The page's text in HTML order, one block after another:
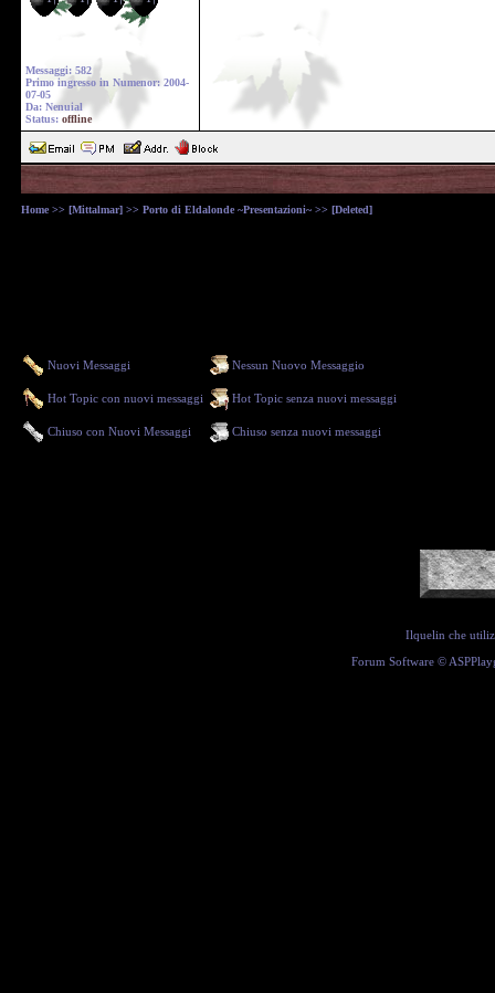
Messaggi: 582
Primo ingresso in Numenor: 2004-
07-05
Da: Nenuial
Status: offline
Home >> [Mittalmar] >> Porto di Eldalonde ~Presentazioni~ >> [Deleted]
Nuovi Messaggi Nessun Nuovo Messaggio
Hot Topic con nuovi messaggi Hot Topic senza nuovi messaggi
Chiuso con Nuovi Messaggi Chiuso senza nuovi messaggi
Ilquelin che
Forum Software ©